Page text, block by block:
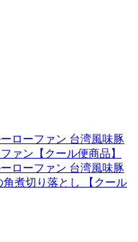
ローファン 台湾風味豚
ァン【クール便商品】
ローファン 台湾風味豚
角煮切り落とし 【クール